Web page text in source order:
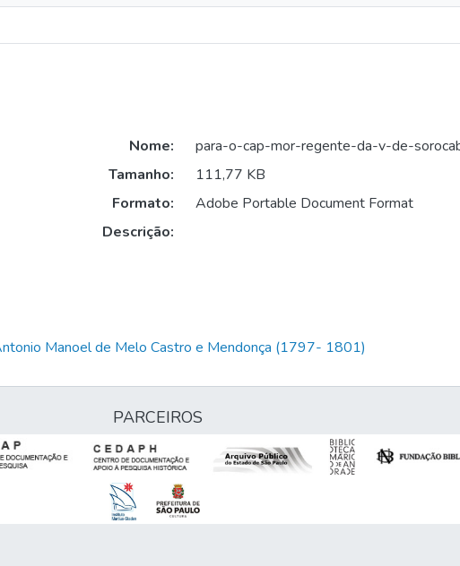
Nome:
para-o-cap-mor-regente-da-v-de-
Tamanho:
111,77 KB
Formato:
Adobe Portable Document Format
Descrição:
Manoel de Melo Castro e Mendonça (1797- 1801)
PARCEIROS